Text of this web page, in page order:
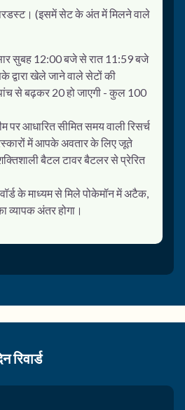
(इसमें सेट के अंत में मिलने वाले
सुबह 12:00 बजे से रात 11:59 बजे
द्वारा खेले जाने वाले सेटों की
से बढ़कर 20 हो जाएगी - कुल 100
पर आधारित सीमित समय वाली रिसर्च
में आपके अवतार के लिए जूते
बैटल टावर बैटलर से प्रेरित
के माध्यम से मिले पोकेमॉन में अटैक,
अंतर होगा।
रिवार्ड